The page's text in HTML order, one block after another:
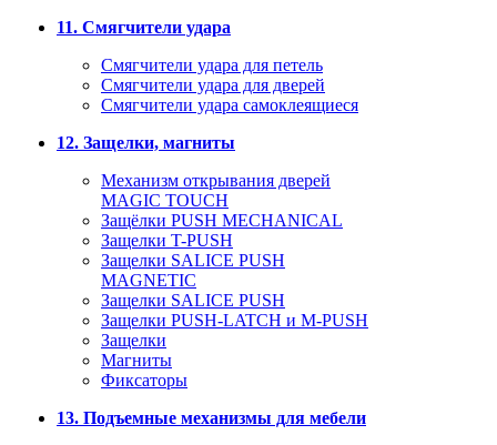
11. Смягчители удара
Смягчители удара для петель
Смягчители удара для дверей
Cмягчители удара самоклеящиеся
12. Защелки, магниты
Механизм открывания дверей
MAGIC TOUCH
Защёлки PUSH MECHANICAL
Защелки T-PUSH
Защелки SALICE PUSH
MAGNETIC
Защелки SALICE PUSH
Защелки PUSH-LATCH и M-PUSH
Защелки
Магниты
Фиксаторы
13. Подъемные механизмы для мебели